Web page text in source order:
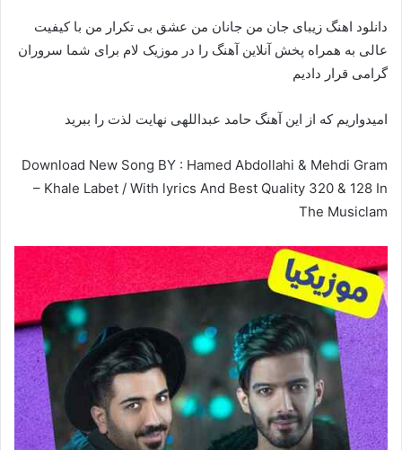
دانلود اهنگ زیبای جان من جانان من عشق بی تکرار من با کیفیت
عالی به همراه پخش آنلاین آهنگ را در موزیک لام برای شما سروران
گرامی قرار دادیم
امیدواریم که از این آهنگ حامد عبداللهی نهایت لذت را ببرید
Download New Song BY : Hamed Abdollahi & Mehdi Gram
– Khale Labet / With lyrics And Best Quality 320 & 128 In
The Musiclam